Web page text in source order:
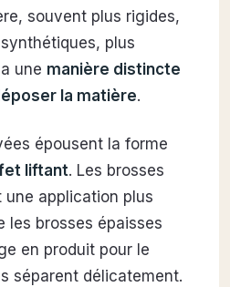
souvent plus rigides,
plus
une manière distincte
la matière.
épousent la forme
liftant. Les brosses
application plus
les brosses épaisses
en produit pour le
séparent délicatement.